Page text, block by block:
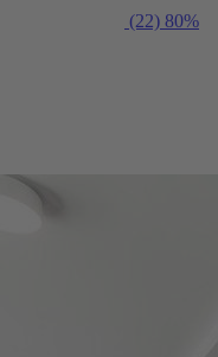
(22) 80%